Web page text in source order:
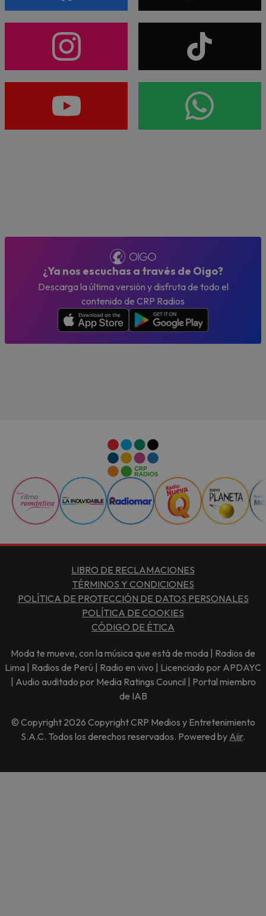
¿Ya nos escuchas a través de Oigo?
Descarga la última versión y disfruta de todo el
contenido de CRP Radios
LIBRO DE RECLAMACIONES
TÉRMINOS Y CONDICIONES
POLÍTICA DE PROTECCIÓN DE DATOS PERSONALES
POLÍTICA DE COOKIES
CÓDIGO DE ÉTICA
Moda te mueve, con la música que está de moda | Radios de
Lima | Radios de Perú | Radio en vivo | Licenciado por APDAYC
| Audio auditado por Media Ratings Council | Portal miembro
de IAB
© Copyright 2026 Copyright CRP Medios y Entretenimiento
S.A.C. Todos los derechos reservados. Powered by Aiir.